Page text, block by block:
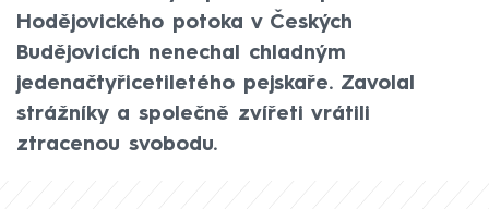
Hodějovického potoka v Českých
Budějovicích nenechal chladným
jedenačtyřicetiletého pejskaře. Zavolal
strážníky a společně zvířeti vrátili
ztracenou svobodu.